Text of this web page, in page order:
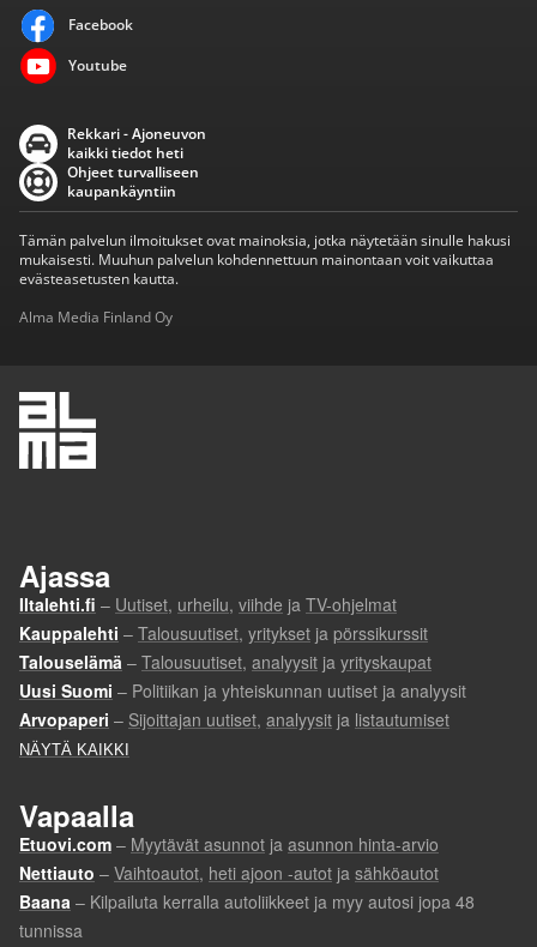
Facebook
Youtube
Rekkari - Ajoneuvon
kaikki tiedot heti
Ohjeet turvalliseen
kaupankäyntiin
Tämän palvelun ilmoitukset ovat mainoksia, jotka näytetään sinulle hakusi
mukaisesti. Muuhun palvelun kohdennettuun mainontaan voit vaikuttaa
evästeasetusten kautta.
Alma Media Finland Oy